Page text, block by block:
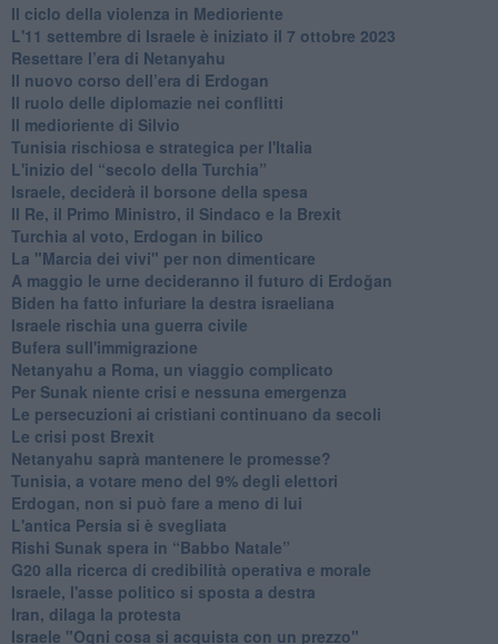
Il ciclo della violenza in Medioriente
L'11 settembre di Israele è iniziato il 7 ottobre 2023
Resettare l’era di Netanyahu
​Il nuovo corso dell’era di Erdogan
Il ruolo delle diplomazie nei conflitti
Il medioriente di Silvio
Tunisia rischiosa e strategica per l'Italia
L'inizio del “secolo della Turchia”
Israele, deciderà il borsone della spesa
Il Re, il Primo Ministro, il Sindaco e la Brexit
Turchia al voto, Erdogan in bilico
La "Marcia dei vivi" per non dimenticare
A maggio le urne decideranno il futuro di Erdoğan
Biden ha fatto infuriare la destra israeliana
Israele rischia una guerra civile
Bufera sull'immigrazione
Netanyahu a Roma, un viaggio complicato
Per Sunak niente crisi e nessuna emergenza
Le persecuzioni ai cristiani continuano da secoli
Le crisi post Brexit
Netanyahu saprà mantenere le promesse?
Tunisia, a votare meno del 9% degli elettori
Erdogan, non si può fare a meno di lui
L'antica Persia si è svegliata
Rishi Sunak spera in “Babbo Natale”
G20 alla ricerca di credibilità operativa e morale
Israele, l'asse politico si sposta a destra
Iran, dilaga la protesta
Israele "Ogni cosa si acquista con un prezzo"